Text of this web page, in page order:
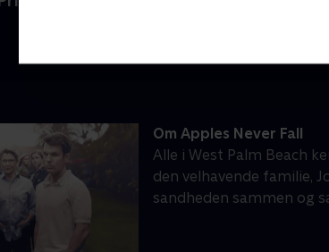
Om Apples Never Fall
Alle i West Palm Beach
den velhavende familie,
sandheden sammen og